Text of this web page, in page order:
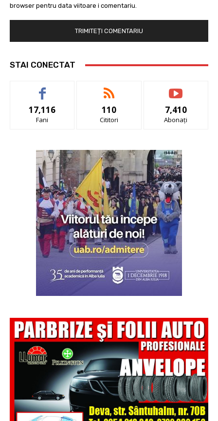
browser pentru data viitoare i comentariu.
STAI CONECTAT
17,116
Fani
110
Cititori
7,410
Abonați